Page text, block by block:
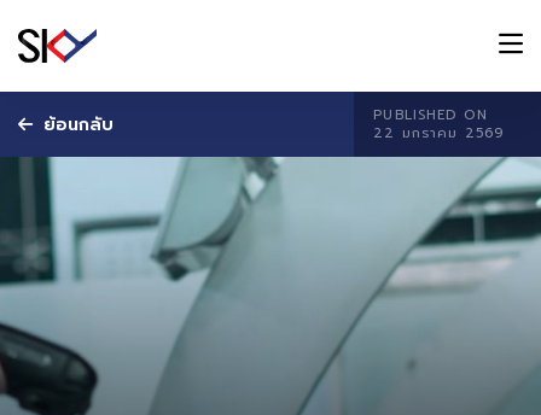
ย้อนกลับ
PUBLISHED ON
22 มกราคม 2569